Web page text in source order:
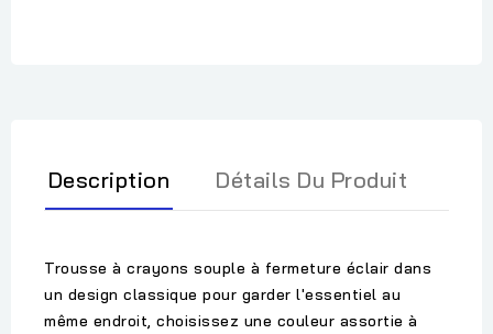
Description Détails Du Produit
Trousse à crayons souple à fermeture éclair dans
un design classique pour garder l'essentiel au
même endroit, choisissez une couleur assortie à